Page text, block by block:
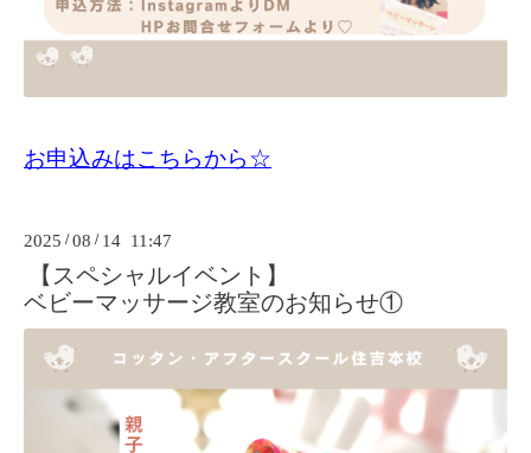
お申込みはこちらから☆
2025 /08 / 14 11:47
【スペシャルイベント】
ベビーマッサージ教室のお知らせ①